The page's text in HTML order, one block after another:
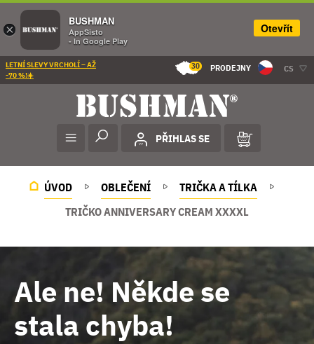
LETNÍ SLEVY VRCHOLÍ – AŽ
-70 %!☀️
30 PRODEJNY CS
PŘIHLAS SE
ÚVOD OBLEČENÍ
TRIČKA A TÍLKA
TRIČKO ANNIVERSARY CREAM XXXXL
Ale ne! Někde se
stala chyba!
×
BUSHMAN
AppSisto
- In Google Play
Otevřít